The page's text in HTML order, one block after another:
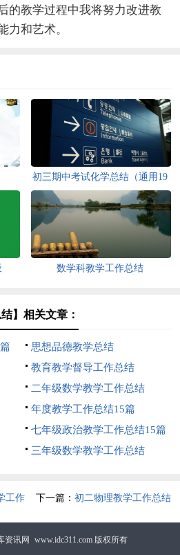
的教学过程中我将努力改进教
力和艺术。
初三期中考试化学总结（通用19
篇）
数学科教学工作总结
】相关文章：
思想品德教学总结
教育教学督导工作总结
二年级数学教学工作总结
年度教学工作总结15篇
七年级政治教学工作总结15篇
三年级数学教学工作总结
工作 下一篇： 初二物理教学工作总结
资讯网 www.idc311.com 版权所有